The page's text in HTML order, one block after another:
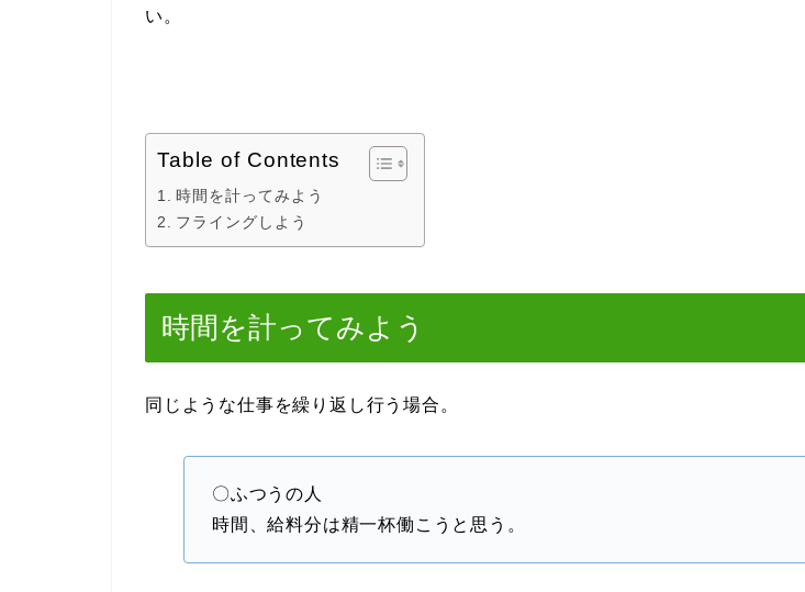
い。
Table of Contents
時間を計ってみよう
フライングしよう
時間を計ってみよう
同じような仕事を繰り返し行う場合。
〇ふつうの人
時間、給料分は精一杯働こうと思う。